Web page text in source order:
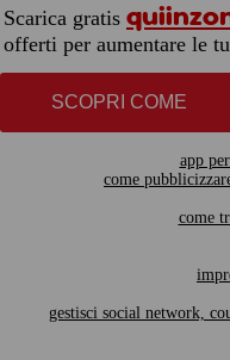
Scarica gratis
offerti per aumentare le
SCOPRI COME
app
come
come
gestisci social network,